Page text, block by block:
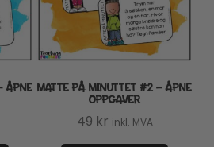
UTVID
UNDERMENY
UTVID
ÅPNE MATTE PÅ MINUTTET #2 – ÅPNE
OPPGAVER
49 kr inkl. MVA